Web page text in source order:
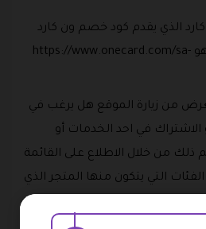
كارد الذي يقدم كود خصم ون كارد
من خلال هذا الرابط وهو https://www.onecard.com/sa-
من زيارة الموقع هل يرغب في
الاشتراك في احد الخدمات أو
ذلك من خلال الاطلاع على القائمة
التي يتكون منها المتجر الذي
كروس فاير.